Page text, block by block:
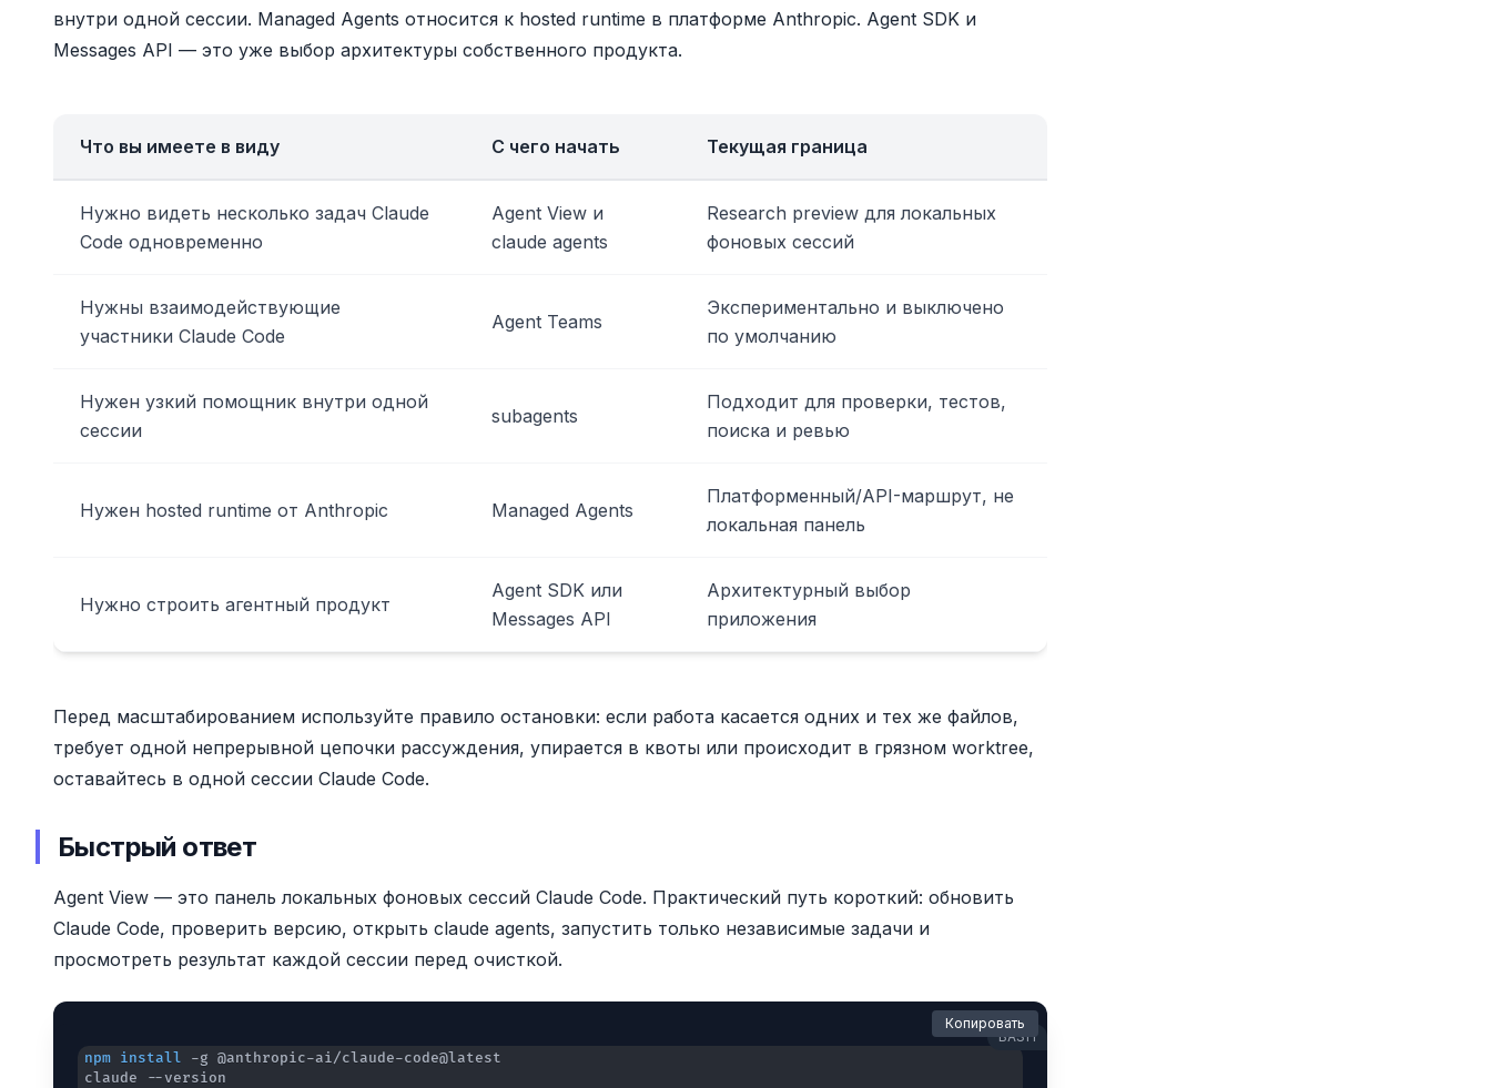
внутри одной сессии. Managed Agents относится к hosted runtime в платформе Anthropic. Agent SDK и
Messages API — это уже выбор архитектуры собственного продукта.
Что вы имеете в виду С чего начать Текущая граница
Нужно видеть несколько задач Claude
Code одновременно
Agent View и
claude agents
Research preview для локальных
фоновых сессий
Нужны взаимодействующие
участники Claude Code
Agent Teams
Экспериментально и выключено
по умолчанию
Нужен узкий помощник внутри одной
сессии
subagents
Подходит для проверки, тестов,
поиска и ревью
Нужен hosted runtime от Anthropic Managed Agents
Платформенный/API-маршрут, не
локальная панель
Нужно строить агентный продукт
Agent SDK или
Messages API
Архитектурный выбор
приложения
Перед масштабированием используйте правило остановки: если работа касается одних и тех же файлов,
требует одной непрерывной цепочки рассуждения, упирается в квоты или происходит в грязном worktree,
оставайтесь в одной сессии Claude Code.
Быстрый ответ
Agent View — это панель локальных фоновых сессий Claude Code. Практический путь короткий: обновить
Claude Code, проверить версию, открыть claude agents, запустить только независимые задачи и
просмотреть результат каждой сессии перед очисткой.
BASH
npm install
Копировать